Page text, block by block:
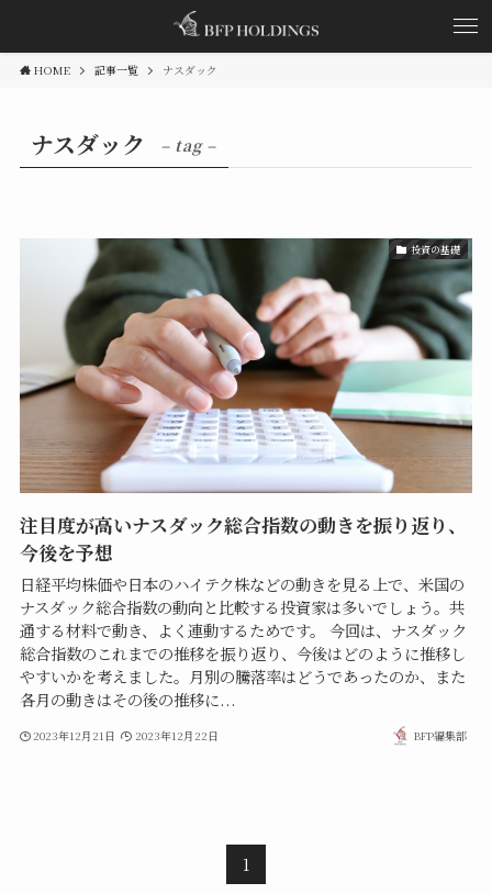
HOME 記事一覧 ナスダック
ナスダック – tag –
投資の基礎
注目度が高いナスダック総合指数の動きを振り返り、
今後を予想
日経平均株価や日本のハイテク株などの動きを見る上で、米国の
ナスダック総合指数の動向と比較する投資家は多いでしょう。共
通する材料で動き、よく連動するためです。 今回は、ナスダック
総合指数のこれまでの推移を振り返り、今後はどのように推移し
やすいかを考えました。月別の騰落率はどうであったのか、また
各月の動きはその後の推移に...
2023年12月21日 2023年12月22日 BFP編集部
1